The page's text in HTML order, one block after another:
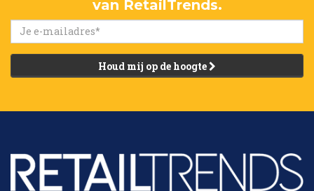
van RetailTrends.
Houd mij op de hoogte